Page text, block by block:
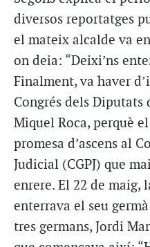
diversos reportatges
el mateix alcalde va
on deia: “Deixi’ns
Finalment, va haver
Congrés dels Diputats
Miquel Roca, perquè
promesa d’ascens al
Judicial (CGPJ) que
enrere. El 22 de maig,
enterrava el seu
tres germans, Jordi